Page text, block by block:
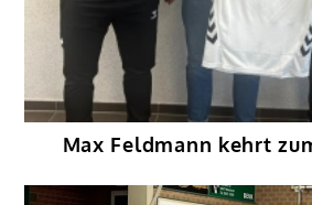
Max Feldmann kehrt